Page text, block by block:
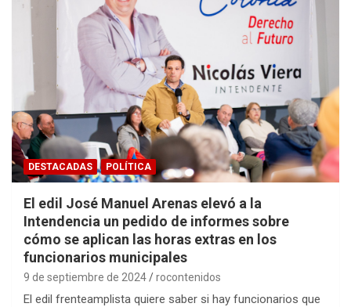
DESTACADAS POLÍTICA
El edil José Manuel Arenas elevó a la
Intendencia un pedido de informes sobre
cómo se aplican las horas extras en los
funcionarios municipales
9 de septiembre de 2024 rocontenidos
El edil frenteamplista quiere saber si hay funcionarios que